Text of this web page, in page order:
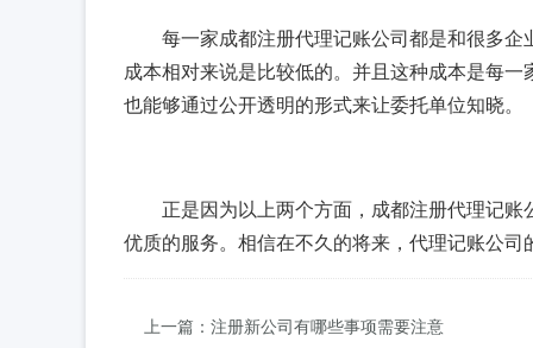
每一家成都注册代理记账公司都是和很多
成本相对来说是比较低的。并且这种成本是每
也能够通过公开透明的形式来让委托单位知晓。
正是因为以上两个方面，成都注册代理记
优质的服务。相信在不久的将来，代理记账公
上一篇：注册新公司有哪些事项需要注意